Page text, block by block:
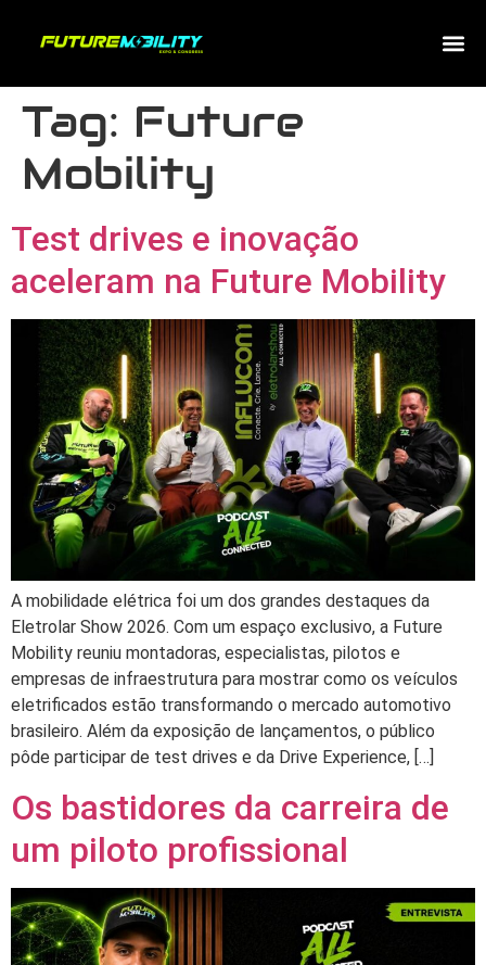
Tag: Future
Mobility
Test drives e inovação
aceleram na Future Mobility
A mobilidade elétrica foi um dos grandes destaques da
Eletrolar Show 2026. Com um espaço exclusivo, a Future
Mobility reuniu montadoras, especialistas, pilotos e
empresas de infraestrutura para mostrar como os veículos
eletrificados estão transformando o mercado automotivo
brasileiro. Além da exposição de lançamentos, o público
pôde participar de test drives e da Drive Experience, […]
Os bastidores da carreira de
um piloto profissional